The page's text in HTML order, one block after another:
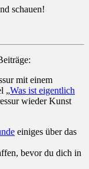
schauen!
mit einem
„Was ist eigentlich
wieder Kunst
einiges über das
bevor du dich in